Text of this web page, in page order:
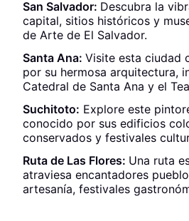
San Salvador: Descubra la
capital, sitios históricos y
de Arte de El Salvador.
Santa Ana: Visite esta ciudad
por su hermosa arquitectura,
Catedral de Santa Ana y el
Suchitoto: Explore este
conocido por sus edificios
conservados y festivales
Ruta de Las Flores: Una ruta
atraviesa encantadores
artesanía, festivales